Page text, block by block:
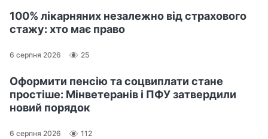
100% лікарняних незалежно від страхового
стажу: хто має право
6 серпня 2026 25
Оформити пенсію та соцвиплати стане
простіше: Мінветеранів і ПФУ затвердили
новий порядок
6 серпня 2026 112